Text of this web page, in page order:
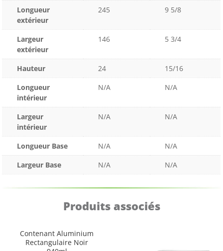
Longueur
extérieur
245 9 5/8
Largeur
extérieur
146 5 3/4
Hauteur 24
15/16
Longueur
intérieur
N/A N/A
Largeur
intérieur
N/A N/A
Longueur Base N/A
N/A
Largeur Base
N/A N/A
Produits associés
Contenant Aluminium
Rectangulaire Noir